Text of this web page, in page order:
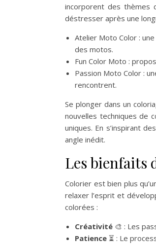
incorporent des thèmes
déstresser après une
Atelier Moto Color :
des motos.
Fun Color Moto :
Passion Moto Color :
rencontrent.
Se plonger dans un
nouvelles techniques de
uniques. En s’inspirant
angle inédit.
Les bienfaits
Colorier est bien plus
relaxer l’esprit et
colorées :
Créativité 🎨 : Les
Patience ⏳ : Le